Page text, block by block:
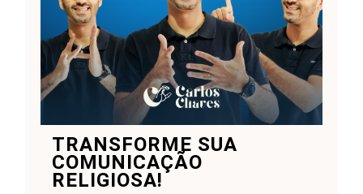
TRANSFORME SUA
COMUNICAÇÃO
RELIGIOSA!